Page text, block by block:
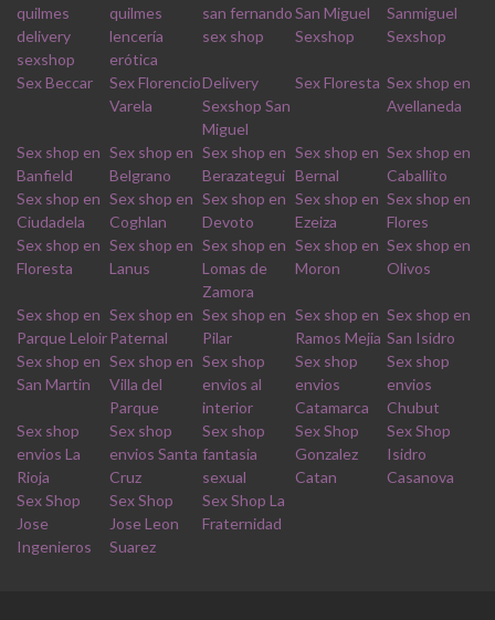
quilmes
delivery
sexshop
quilmes
lencería
erótica
san fernando
sex shop
San Miguel
Sexshop
Sanmiguel
Sexshop
Sex Beccar
Sex Florencio
Varela
Delivery
Sexshop San
Miguel
Sex Floresta Sex shop en
Avellaneda
Sex shop en
Banfield
Sex shop en
Belgrano
Sex shop en
Berazategui
Sex shop en
Bernal
Sex shop en
Caballito
Sex shop en
Ciudadela
Sex shop en
Coghlan
Sex shop en
Devoto
Sex shop en
Ezeiza
Sex shop en
Flores
Sex shop en
Floresta
Sex shop en
Lanus
Sex shop en
Lomas de
Zamora
Sex shop en
Moron
Sex shop en
Olivos
Sex shop en
Parque Leloir
Sex shop en
Paternal
Sex shop en
Pilar
Sex shop en
Ramos Mejia
Sex shop en
San Isidro
Sex shop en
San Martin
Sex shop en
Villa del
Parque
Sex shop
envios al
interior
Sex shop
envios
Catamarca
Sex shop
envios
Chubut
Sex shop
envios La
Rioja
Sex shop
envios Santa
Cruz
Sex shop
fantasia
sexual
Sex Shop
Gonzalez
Catan
Sex Shop
Isidro
Casanova
Sex Shop
Jose
Ingenieros
Sex Shop
Jose Leon
Suarez
Sex Shop La
Fraternidad